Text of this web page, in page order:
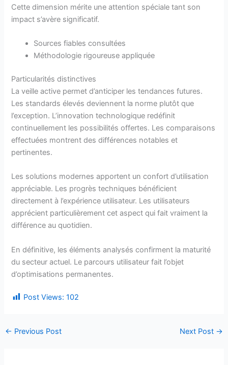
Cette dimension mérite une attention spéciale tant son
impact s’avère significatif.
Sources fiables consultées
Méthodologie rigoureuse appliquée
Particularités distinctives
La veille active permet d’anticiper les tendances futures.
Les standards élevés deviennent la norme plutôt que
l’exception. L’innovation technologique redéfinit
continuellement les possibilités offertes. Les comparaisons
effectuées montrent des différences notables et
pertinentes.
Les solutions modernes apportent un confort d’utilisation
appréciable. Les progrès techniques bénéficient
directement à l’expérience utilisateur. Les utilisateurs
apprécient particulièrement cet aspect qui fait vraiment la
différence au quotidien.
En définitive, les éléments analysés confirment la maturité
du secteur actuel. Le parcours utilisateur fait l’objet
d’optimisations permanentes.
Post Views: 102
← Previous Post Next Post →